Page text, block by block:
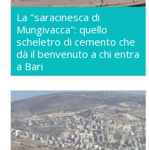
La "saracinesca di
Mungivacca": quello
scheletro di cemento che
dà il benvenuto a chi entra
a Bari